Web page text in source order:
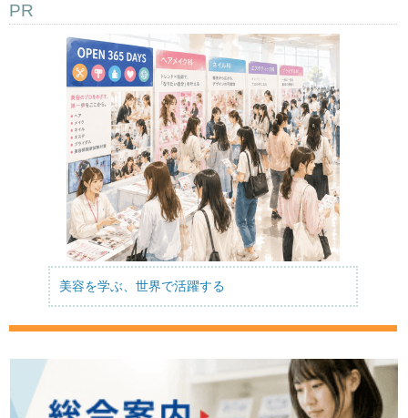
PR
美容を学ぶ、世界で活躍する